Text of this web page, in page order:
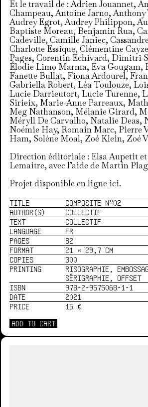
Et le travail de : Adrien Jouannet,
Champeau, Antoine Jarno, Anthony
Audrey Egrot, Audrey Philippon,
Baptiste Moreau, Benjamin Rua,
Cadeville, Camille Janiec,
Charlotte Essique, Clémentine
Pages, Corentin Echivard, Dimitri
Élodie Limo Marma, Eva Gougam,
Fanette Bullat, Fiona Ardourel,
Gabriella Robert, Léa Toulouze,
Lucie Darrieutort, Lucie Turenne,
Sirieix, Marie-Anne Parreaux,
Meg Nathanson, Mélanie Girard,
Méryll De Carvalho, Natalie Deas,
Noémie Hay, Romain Marc, Pierre
Ham, Solène Moal, Zoé Klein, Zoé
Direction éditoriale : Elsa Aupetit
Lemaitre, avec l’aide de Martin
Projet disponible en ligne ici.
TITLE
COMPOSITE Nº02
AUTHOR(S)
COLLECTIF
TEXT
COLLECTIF
LANGUAGE
FR
PAGES
82
FORMAT
21 × 29,7 CM
COPIES
300
PRINTING
RISOGRAPHIE,
SÉRIGRAPHIE, OFFSET
ISBN
978-2-9575068-1-1
DATE
2021
PRICE
15 €
ADD TO CART